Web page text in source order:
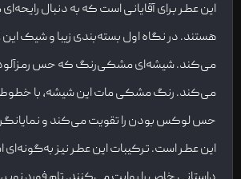
این عطر برای آقایانی است که به دنبال رایحه‌ای
هستند. در نگاه اول بسته‌بندی زیبا و شیک این
می‌کند. شیشه‌ای مشکی‌رنگ که حس رمزآلودی
می‌کند. رنگ مشکی مات این شیشه، با خطوط
حس لوکس بودن را تقویت می‌کند و
این عطر است. ترکیبات این عطر نیز